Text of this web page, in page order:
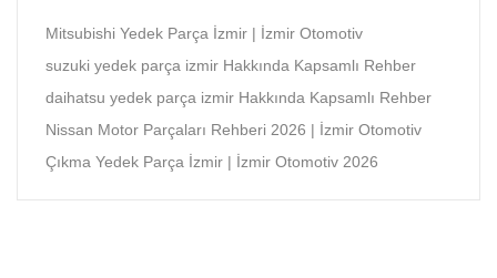
Mitsubishi Yedek Parça İzmir | İzmir Otomotiv
suzuki yedek parça izmir Hakkında Kapsamlı Rehber
daihatsu yedek parça izmir Hakkında Kapsamlı Rehber
Nissan Motor Parçaları Rehberi 2026 | İzmir Otomotiv
Çıkma Yedek Parça İzmir | İzmir Otomotiv 2026